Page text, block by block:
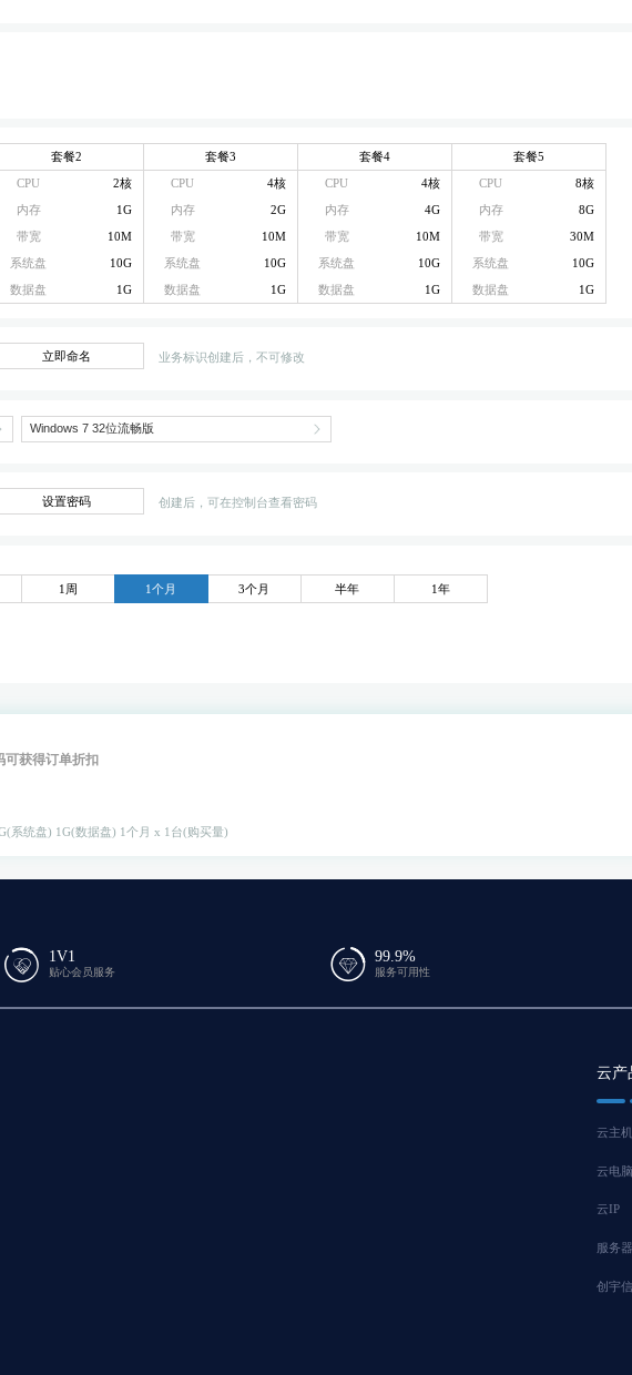
套餐2
CPU
2核
内存
1G
带宽
10M
系统盘
10G
数据盘
1G
套餐3
CPU
4核
内存
2G
带宽
10M
系统盘
10G
数据盘
1G
套餐4
CPU
4核
内存
4G
带宽
10M
系统盘
10G
数据盘
1G
套餐5
CPU
8核
内存
8G
带宽
30M
系统盘
10G
数据盘
1G
立即命名 业务标识创建后，不可修改
设置密码 创建后，可在控制台查看密码
1周 1个月 3个月 半年 1年
可获得订单折扣
系统盘) 1G(数据盘) 1个月 x 1台(购买量)
1V1
贴心会员服务
99.9%
服务可用性
云产
云主
云电
云IP
服务
创宇